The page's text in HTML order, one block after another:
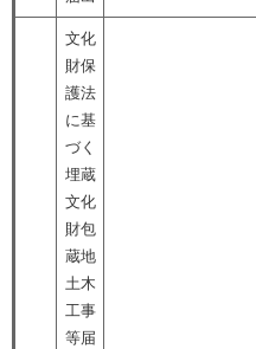
文化
財保
護法
に基
づく
埋蔵
文化
財包
蔵地
土木
工事
等届